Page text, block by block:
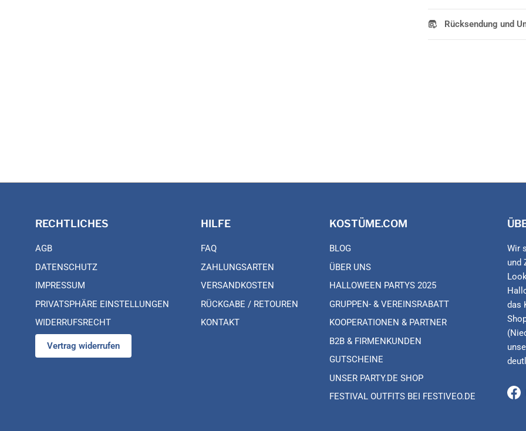
Rücksendung und
RECHTLICHES
AGB
DATENSCHUTZ
IMPRESSUM
PRIVATSPHÄRE EINSTELLUNGEN
WIDERRUFSRECHT
Vertrag widerrufen
HILFE
FAQ
ZAHLUNGSARTEN
VERSANDKOSTEN
RÜCKGABE / RETOUREN
KONTAKT
KOSTÜME.COM
BLOG
ÜBER UNS
HALLOWEEN PARTYS 2025
GRUPPEN- & VEREINSRABATT
KOOPERATIONEN & PARTNER
B2B & FIRMENKUNDEN
GUTSCHEINE
UNSER PARTY.DE SHOP
FESTIVAL OUTFITS BEI FESTIVEO.DE
Wir
und
das